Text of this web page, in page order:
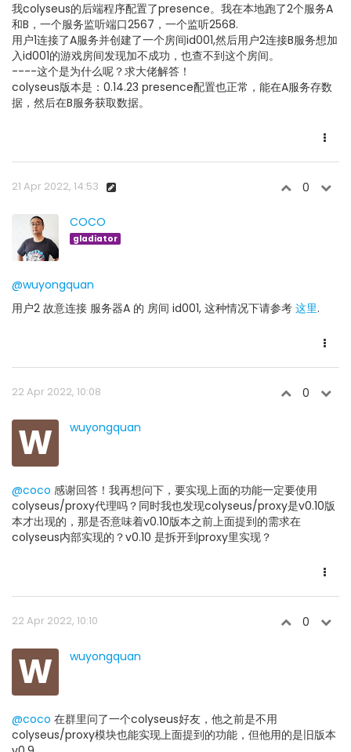
我colyseus的后端程序配置了presence。我在本地跑了2个服务A
和B，一个服务监听端口2567，一个监听2568.
用户1连接了A服务并创建了一个房间id001,然后用户2连接B服务想加
入id001的游戏房间发现加不成功，也查不到这个房间。
----这个是为什么呢？求大佬解答！
colyseus版本是：0.14.23 presence配置也正常，能在A服务存数
据，然后在B服务获取数据。
21 Apr 2022, 14:53 0
COCO
gladiator
@wuyongquan
用户2 故意连接 服务器A 的 房间 id001, 这种情况下请参考 这里.
22 Apr 2022, 10:08 0
W wuyongquan
@coco 感谢回答！我再想问下，要实现上面的功能一定要使用
colyseus/proxy代理吗？同时我也发现colyseus/proxy是v0.10版
本才出现的，那是否意味着v0.10版本之前上面提到的需求在
colyseus内部实现的？v0.10 是拆开到proxy里实现？
22 Apr 2022, 10:10 0
W wuyongquan
@coco 在群里问了一个colyseus好友，他之前是不用
colyseus/proxy模块也能实现上面提到的功能，但他用的是旧版本